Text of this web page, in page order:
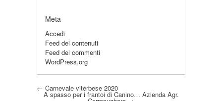
Meta
Accedi
Feed dei contenuti
Feed dei commenti
WordPress.org
Post navigation
← Carnevale viterbese 2020
A spasso per i frantoi di Canino… Azienda Agr.